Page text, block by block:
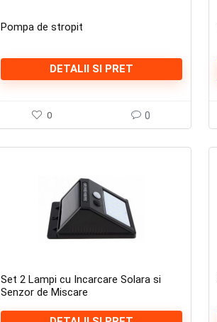
Pompa de stropit
DETALII SI PRET
0 0
Set 2 Lampi cu Incarcare Solara si
Senzor de Miscare